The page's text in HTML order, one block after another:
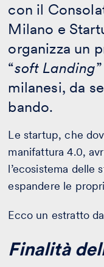
con il
Milano e
organizza un
“soft Landing
milanesi, da
bando.
Le startup, che
manifattura 4.0,
l’ecosistema delle
espandere le
Ecco un estratto
Finalità